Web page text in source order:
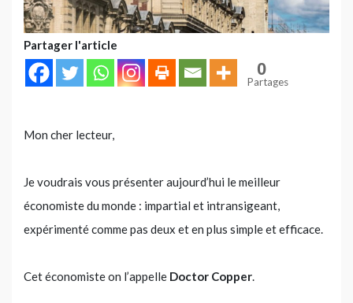
Partager l'article
0
Partages
Mon cher lecteur,
Je voudrais vous présenter aujourd’hui le meilleur
économiste du monde : impartial et intransigeant,
expérimenté comme pas deux et en plus simple et efficace.
Cet économiste on l’appelle Doctor Copper.